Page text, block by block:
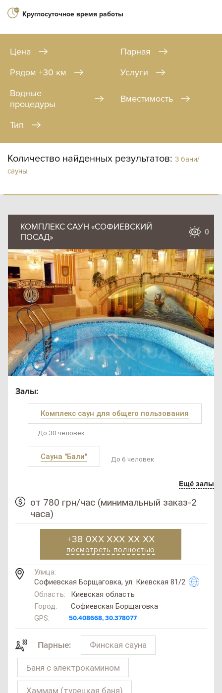
Круглосуточное время работы
Цена
Парная
Рядом +30 км
Услуги
Водные
процедуры
Вместимость
Тип
SAN
Количество найденных результатов: 3 бани/
сауны
КОМПЛЕКС САУН «СОФИЕВСКИЙ
ПОСАД»
0
Залы:
Комплекс саун для общего пользования
До 30 человек
Сауна "Бали" До 6 человек
Ещё залы
от 780 грн/час (минимальный заказ-2
часа)
+38 0XX XXX XX XX
посмотреть полностью
Улица:
Софиевская Борщаговка, ул. Киевская 81/2
Область:
Киевская область
Город:
Софиевская Борщаговка
GPS:
50.408668, 30.378077
Парные: Финская сауна
Баня с электрокамином
Хаммам (турецкая баня)